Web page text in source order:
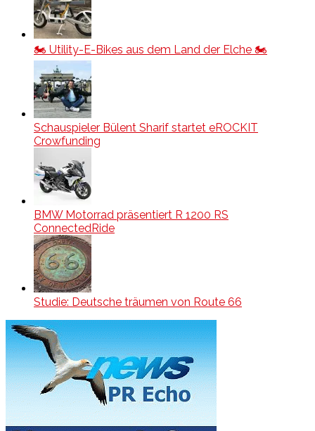
🏍️ Utility-E-Bikes aus dem Land der Elche 🏍️
Schauspieler Bülent Sharif startet eROCKIT
Crowfunding
BMW Motorrad präsentiert R 1200 RS
ConnectedRide
Studie: Deutsche träumen von Route 66